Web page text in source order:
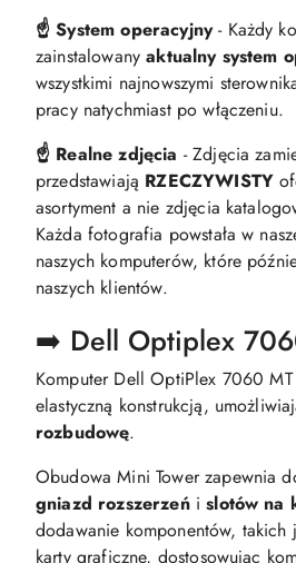
☝️ System operacyjny- Każdy
zainstalowanyaktualny system
wszystkimi najnowszymi
pracy natychmiast po włączeniu.
☝️ Realne zdjęcia - Zdjęcia
przedstawiają RZECZYWISTY
asortyment a nie zdjęcia
Każda fotografia powstała w
naszych komputerów, które
naszych klientów.
➡️ Dell Optiplex
Komputer Dell OptiPlex 7060
elastyczną konstrukcją,
rozbudowę.
Obudowa Mini Tower zapewnia
gniazd rozszerzeń islotów na
dodawanie komponentów, takich
karty graficzne, dostosowując